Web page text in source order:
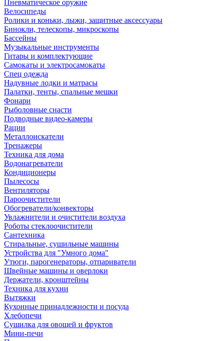
Пневматическое оружие
Велосипеды
Ролики и коньки, лыжи, защитные аксессуары
Бинокли, телескопы, микроскопы
Бассейны
Музыкальные инструменты
Гитары и комплектующие
Самокаты и электросамокаты
Спец одежда
Надувные лодки и матрасы
Палатки, тенты, спальные мешки
Фонари
Рыболовные снасти
Подводные видео-камеры
Рации
Металлоискатели
Тренажеры
Техника для дома
Водонагреватели
Кондиционеры
Пылесосы
Вентиляторы
Пароочистители
Обогреватели/конвекторы
Увлажнители и очистители воздуха
Роботы стеклоочистители
Сантехника
Стиральные, сушильные машины
Устройства для "Умного дома"
Утюги, парогенераторы, отпариватели
Швейные машины и оверлоки
Держатели, кронштейны
Техника для кухни
Вытяжки
Кухонные принадлежности и посуда
Хлебопечи
Сушилка для овощей и фруктов
Мини-печи